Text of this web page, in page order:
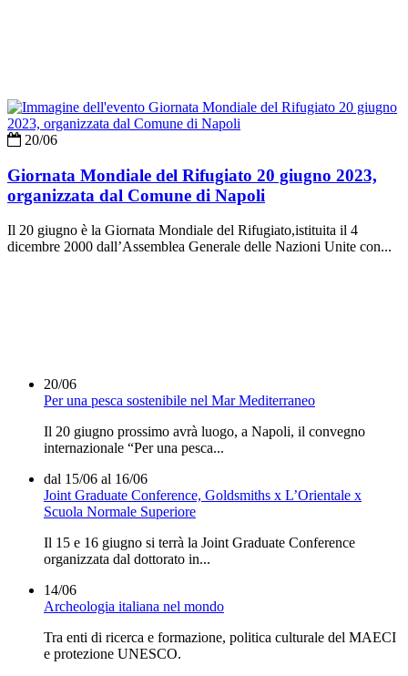
20/06
Giornata Mondiale del Rifugiato 20 giugno 2023,
organizzata dal Comune di Napoli
Il 20 giugno è la Giornata Mondiale del Rifugiato,istituita il 4
dicembre 2000 dall’Assemblea Generale delle Nazioni Unite con...
20/06
Per una pesca sostenibile nel Mar Mediterraneo
Il 20 giugno prossimo avrà luogo, a Napoli, il convegno
internazionale “Per una pesca...
dal 15/06 al 16/06
Joint Graduate Conference, Goldsmiths x L’Orientale x
Scuola Normale Superiore
Il 15 e 16 giugno si terrà la Joint Graduate Conference
organizzata dal dottorato in...
14/06
Archeologia italiana nel mondo
Tra enti di ricerca e formazione, politica culturale del MAECI
e protezione UNESCO.